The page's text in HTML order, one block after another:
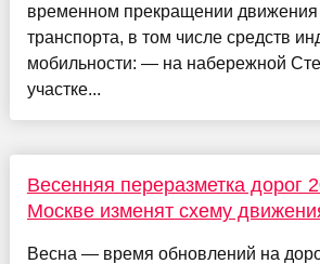
временном прекращении движения
транспорта, в том числе средств
мобильности: — на набережной
участке...
Весенняя переразметка дорог
Москве изменят схему
Весна — время обновлений на